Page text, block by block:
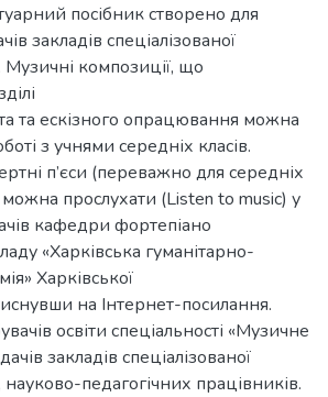
посібник створено для
закладів спеціалізованої
Музичні композиції, що
та ескізного опрацювання можна
з учнями середніх класів.
п’єси (переважно для середніх
можна прослухати (Listen to music) у
кафедри фортепіано
«Харківська гуманітарно-
Харківської
на Інтернет-посилання.
освіти спеціальності «Музичне
закладів спеціалізованої
науково-педагогічних працівників.